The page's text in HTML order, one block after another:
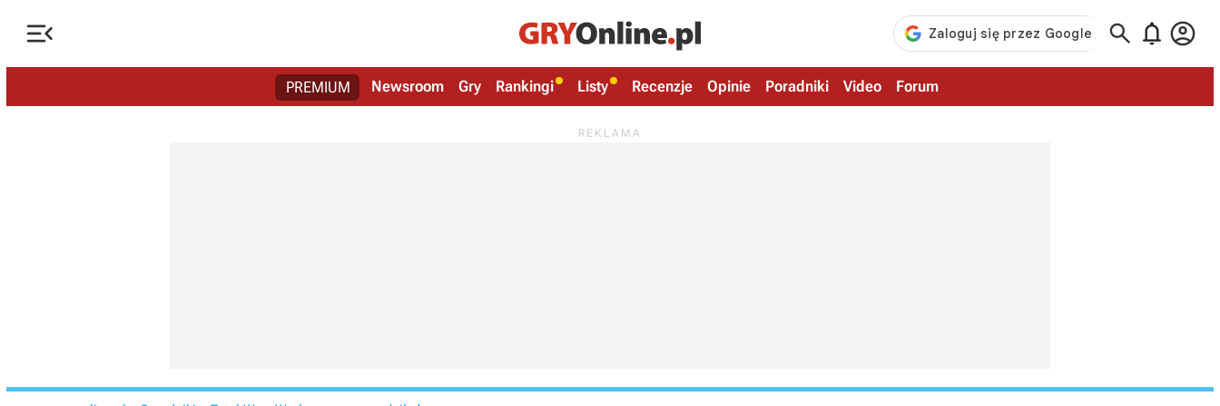
   
PREMIUM Newsroom Gry Rankingi Listy Recenzje Opinie Poradniki Video Forum